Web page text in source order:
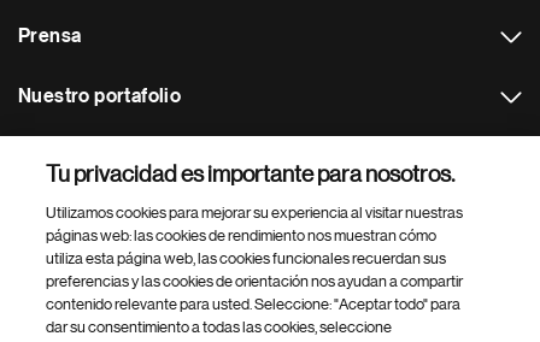
Prensa
Nuestro portafolio
Footer Site Search
Tu privacidad es importante para nosotros.
Utilizamos cookies para mejorar su experiencia al visitar nuestras
páginas web: las cookies de rendimiento nos muestran cómo
utiliza esta página web, las cookies funcionales recuerdan sus
preferencias y las cookies de orientación nos ayudan a compartir
contenido relevante para usted. Seleccione: "Aceptar todo" para
dar su consentimiento a todas las cookies, seleccione